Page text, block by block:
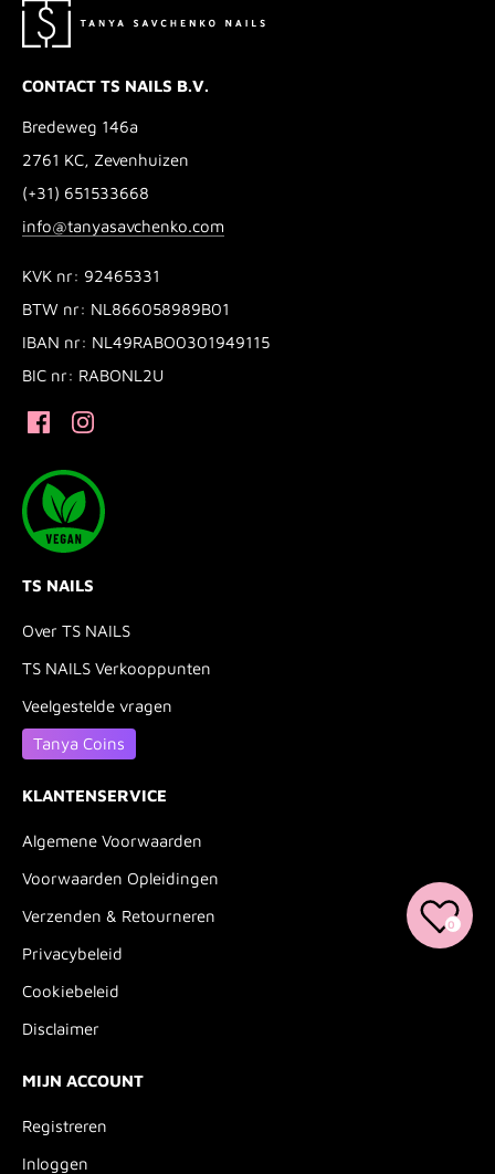
CONTACT TS NAILS B.V.
Bredeweg 146a
2761 KC, Zevenhuizen
(+31) 651533668
info@tanyasavchenko.com
KVK nr: 92465331
BTW nr: NL866058989B01
IBAN nr: NL49RABO0301949115
BIC nr: RABONL2U
TS NAILS
Over TS NAILS
TS NAILS Verkooppunten
Veelgestelde vragen
Tanya Coins
KLANTENSERVICE
Algemene Voorwaarden
Voorwaarden Opleidingen
Verzenden & Retourneren
Privacybeleid
Cookiebeleid
Disclaimer
MIJN ACCOUNT
Registreren
Inloggen
0